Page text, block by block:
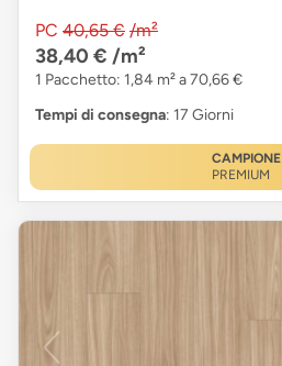
PC 40,65 € /m²
38,40 € /m²
1 Pacchetto: 1,84 m² a 70,66 €
Tempi di consegna: 17 Giorni
CAMPIONE
PREMIUM